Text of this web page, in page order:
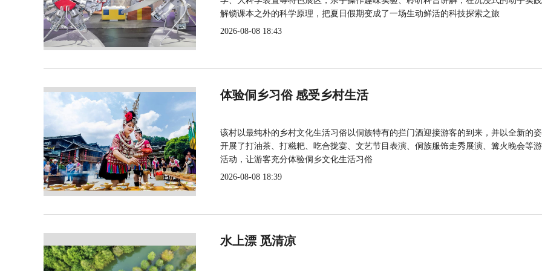
解锁课本之外的科学原理，把夏日假期变成了一场生动鲜活的科技探索之旅
2026-08-08 18:43
体验侗乡习俗 感受乡村生活
该村以最纯朴的乡村文化生活习俗以侗族特有的拦门酒迎接游客的到来，并以全新的
开展了打油茶、打糍粑、吃合拢宴、文艺节目表演、侗族服饰走秀展演、篝火晚会等
活动，让游客充分体验侗乡文化生活习俗
2026-08-08 18:39
水上漂 觅清凉